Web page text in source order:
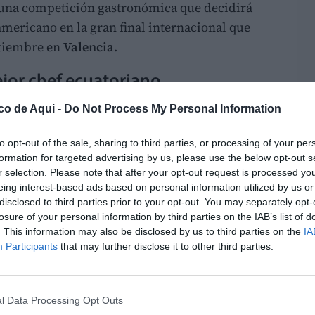
de Aqui - Do Not Process My Personal Information
opt-out of the sale, sharing to third parties, or processing of your
for targeted advertising by us, please use the below opt-out
selection. Please note that after your opt-out request is processed
interest-based ads based on personal information utilized by us
to third parties prior to your opt-out. You may separately
of your personal information by third parties on the IAB’s list of
This information may also be disclosed by us to third parties on the
Participants that may further disclose it to other third parties.
Data Processing Opt Outs
competición gastronómica que decidirá
en la gran final internacional que
enValencia.
chef ecuatoriano
las09:30 horas en el restauranteBizi Bizi,
Orellana de Quito. La competición reunirá
ecuatoriana que lucharán por
del paísen una de las competiciones
del mundo.
internacionales
ecuatorianos que han logrado
de sus fronteras. Por un lado,
Arroba, subcampeón mundial del